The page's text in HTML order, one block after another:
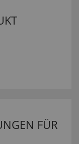
FÜR